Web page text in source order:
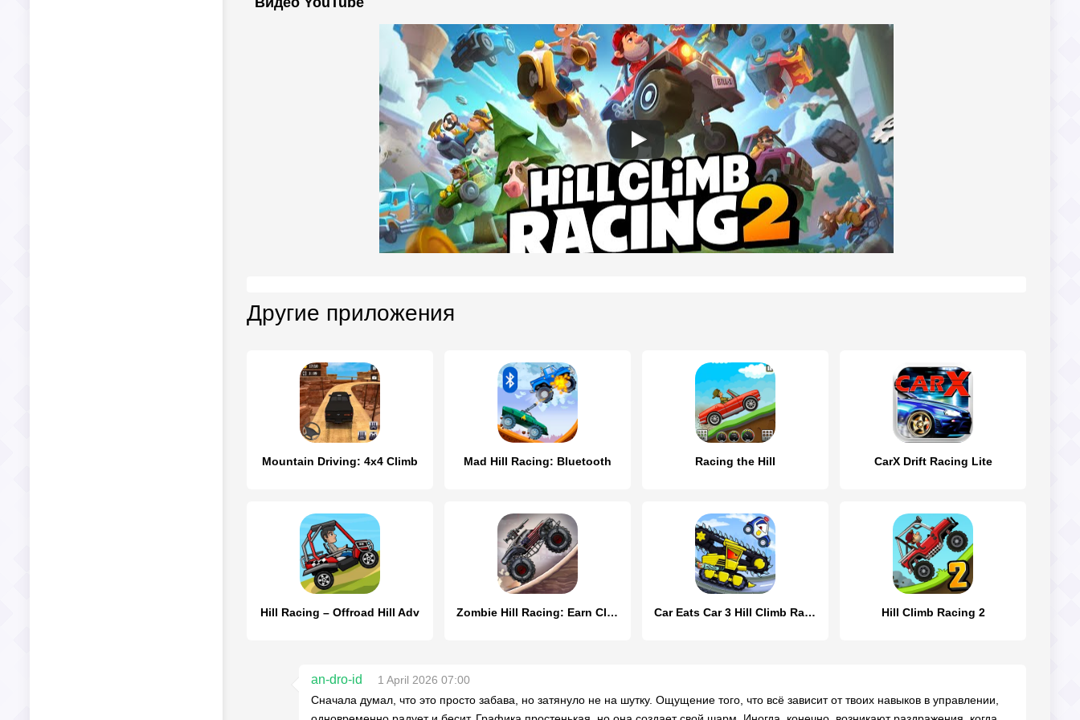
Другие приложения
Mountain Driving: 4x4 Climb Mad Hill Racing: Bluetooth Racing the Hill CarX Drift Racing Lite
Hill Racing – Offroad Hill Adv Zombie Hill Racing: Earn Climb Car Eats Car 3 Hill Climb Race Hill Climb Racing 2
an-dro-id
1 April 2026 07:00
Сначала думал, что это просто забава, но затянуло не на шутку. Ощущение того, что всё зависит от твоих навыков в управлении,